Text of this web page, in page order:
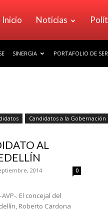
Inicio Noticias
SINERGIA PORTAFOLIO DE
Candidatos a la
AL
2014
0
. El concejal del
Roberto Cardona